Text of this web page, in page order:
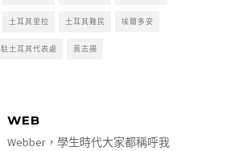
土耳其里拉 土耳其難民 埃爾多安
駐土耳其代表處 黃志揚
WEB
Webber，學生時代大家都稱呼我